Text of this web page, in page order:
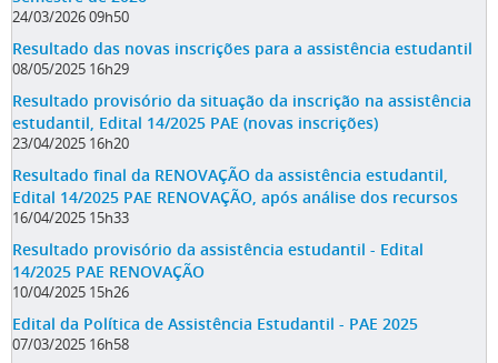
24/03/2026 09h50
Resultado das novas inscrições para a assistência estudantil
08/05/2025 16h29
Resultado provisório da situação da inscrição na assistência
estudantil, Edital 14/2025 PAE (novas inscrições)
23/04/2025 16h20
Resultado final da RENOVAÇÃO da assistência estudantil,
Edital 14/2025 PAE RENOVAÇÃO, após análise dos recursos
16/04/2025 15h33
Resultado provisório da assistência estudantil - Edital
14/2025 PAE RENOVAÇÃO
10/04/2025 15h26
Edital da Política de Assistência Estudantil - PAE 2025
07/03/2025 16h58